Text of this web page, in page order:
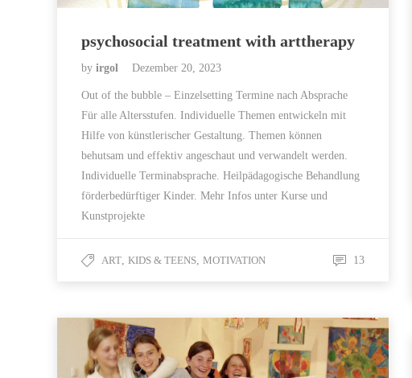
psychosocial treatment with arttherapy
by irgol Dezember 20, 2023
Out of the bubble – Einzelsetting Termine nach Absprache
Für alle Altersstufen. Individuelle Themen entwickeln mit
Hilfe von künstlerischer Gestaltung. Themen können
behutsam und effektiv angeschaut und verwandelt werden.
Individuelle Terminabsprache. Heilpädagogische Behandlung
förderbedürftiger Kinder. Mehr Infos unter Kurse und
Kunstprojekte
ART, KIDS & TEENS, MOTIVATION 13